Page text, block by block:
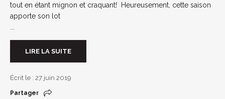
tout en étant mignon et craquant! Heureusement, cette saison
apporte son lot
LIRE LA SUITE
Écrit le : 27 juin 2019
Partager